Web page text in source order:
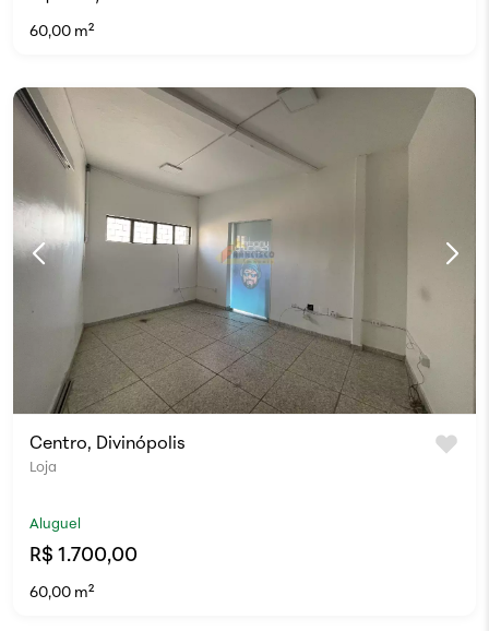
60,00 m²
Centro, Divinópolis
Loja
Aluguel
R$ 1.700,00
60,00 m²